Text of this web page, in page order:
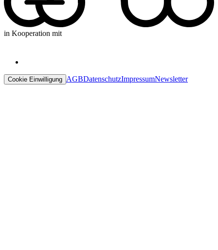
in Kooperation mit
Cookie Einwilligung AGBDatenschutzImpressumNewsletter